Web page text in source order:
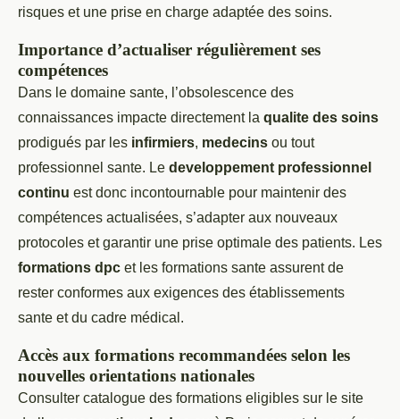
risques et une prise en charge adaptée des soins.
Importance d’actualiser régulièrement ses
compétences
Dans le domaine sante, l’obsolescence des
connaissances impacte directement la qualite des soins
prodigués par les infirmiers, medecins ou tout
professionnel sante. Le developpement professionnel
continu est donc incontournable pour maintenir des
compétences actualisées, s’adapter aux nouveaux
protocoles et garantir une prise optimale des patients. Les
formations dpc et les formations sante assurent de
rester conformes aux exigences des établissements
sante et du cadre médical.
Accès aux formations recommandées selon les
nouvelles orientations nationales
Consulter catalogue des formations eligibles sur le site